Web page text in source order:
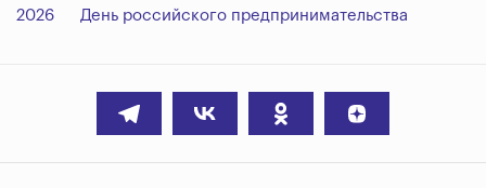
2026 День российского предпринимательства